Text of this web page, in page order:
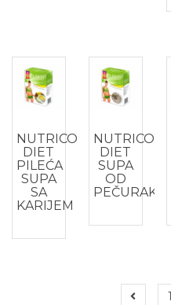
NUTRICO
DIET
PILEĆA
SUPA
SA
KARIJEM
NUTRICO
DIET
SUPA
OD
PEČURAKA
1